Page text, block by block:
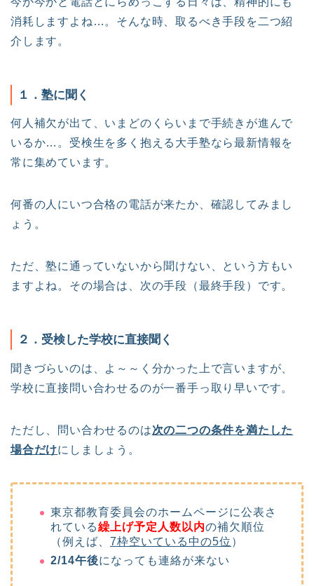
消耗しますよね…。そんな時、取るべき手段を二つ紹
介します。
１．塾に聞く
何人補欠が出て、いまどのくらいまで手続きが進んで
いるか…。受検生を多く抱える大手塾なら最新情報を
常に集めています。
何番の人にいつ合格の電話が来たか、確認してみまし
ょう。
ただ、塾に通っていないから聞けない、という方もい
ますよね。その場合は、次の手段（最終手段）です。
２．受検した学校に直接聞く
聞きづらいのは、よ～～く分かった上で言いますが、
学校に直接問い合わせるのが一番手っ取り早いです。
ただし、問い合わせるのは次の二つの条件を満たした
場合だけにしましょう。
東京都教育委員会のホームページに公表さ
れている繰上げ予定人数以内の補欠順位
（例えば、 7枠空いている中の5位 ）
2/14午後になっても連絡が来ない